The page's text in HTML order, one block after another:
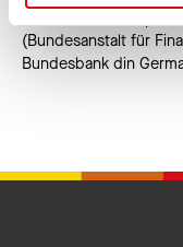
(Bundesanstalt für
Bundesbank din